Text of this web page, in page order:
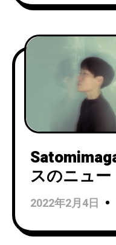
スのニュ
『
ド・シン
リリース＆
2022年2月4日